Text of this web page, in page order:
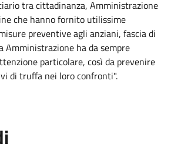
tra cittadinanza, Amministrazione
che hanno fornito utilissime
preventive agli anziani, fascia di
Amministrazione ha da sempre
particolare, così da prevenire
di truffa nei loro confronti".